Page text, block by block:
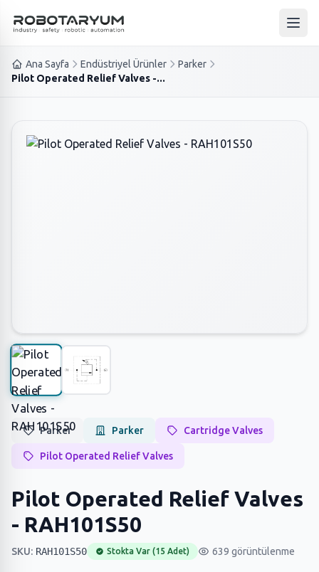
Ana içeriğe geç
Ana
Ana Sayfa Endüstriyel Ürünler
Parker
Pilot Operated Relief Valves -...
Parker Parker Cartridge Valves
Pilot Operated Relief Valves
Pilot Operated Relief Valves
- RAH101S50
SKU: RAH101S50 Stokta Var (15 Adet) 639 görüntülenme